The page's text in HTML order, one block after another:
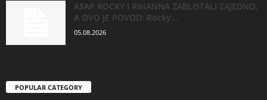
A$AP ROCKY I RIHANNA ZABLISTALI ZAJEDNO,
A OVO JE POVOD: Rocky...
05.08.2026
POPULAR CATEGORY